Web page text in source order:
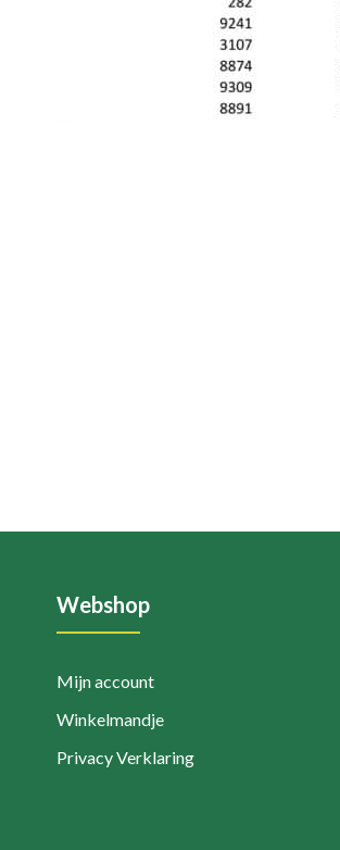
Webshop
Mijn account
Winkelmandje
Privacy Verklaring